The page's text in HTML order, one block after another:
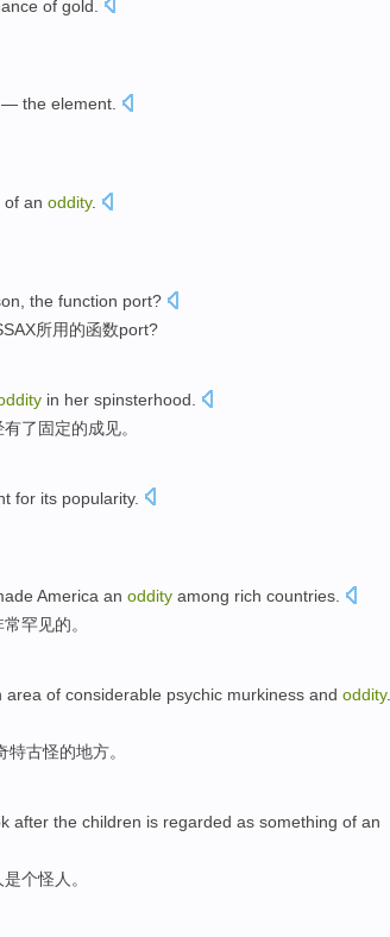
of gold
— the element.
of an oddity.
the function port?
所用的函数port?
in her spinsterhood
有了固定的成见。
for its popularity.
America an oddity among rich countries.
罕见的。
area of considerable psychic murkiness and oddity.
特古怪的地方。
after the children is regarded as something of an
是个怪人 。